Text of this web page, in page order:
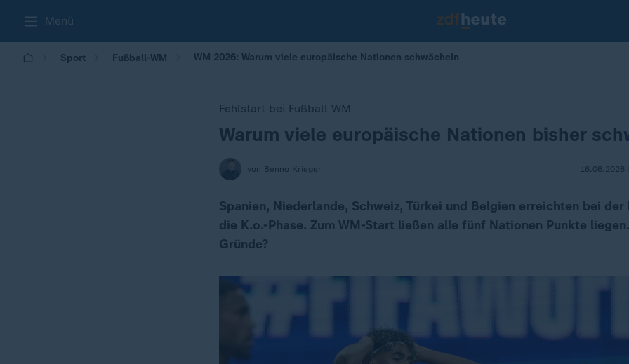
Menü
Sport Fußball-WM WM 2026: Warum viele europäische Nationen schwächeln
Fehlstart bei Fußball WM
:
Warum viele europäische Nationen bisher
von Benno Krieger 16.06.2026
Spanien, Niederlande, Schweiz, Türkei und Belgien erreichten bei der
die K.o.-Phase. Zum WM-Start ließen alle fünf Nationen Punkte
Gründe?